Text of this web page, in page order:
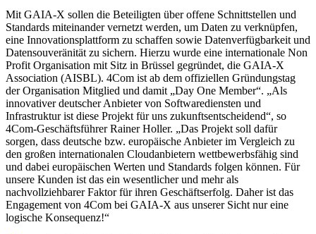
Mit GAIA-X sollen die Beteiligten über offene Schnittstellen und
Standards miteinander vernetzt werden, um Daten zu verknüpfen,
eine Innovationsplattform zu schaffen sowie Datenverfügbarkeit und
Datensouveränität zu sichern. Hierzu wurde eine internationale Non
Profit Organisation mit Sitz in Brüssel gegründet, die GAIA-X
Association (AISBL). 4Com ist ab dem offiziellen Gründungstag
der Organisation Mitglied und damit „Day One Member“. „Als
innovativer deutscher Anbieter von Softwarediensten und
Infrastruktur ist diese Projekt für uns zukunftsentscheidend“, so
4Com-Geschäftsführer Rainer Holler. „Das Projekt soll dafür
sorgen, dass deutsche bzw. europäische Anbieter im Vergleich zu
den großen internationalen Cloudanbietern wettbewerbsfähig sind
und dabei europäischen Werten und Standards folgen können. Für
unsere Kunden ist das ein wesentlicher und mehr als
nachvollziehbarer Faktor für ihren Geschäftserfolg. Daher ist das
Engagement von 4Com bei GAIA-X aus unserer Sicht nur eine
logische Konsequenz!“